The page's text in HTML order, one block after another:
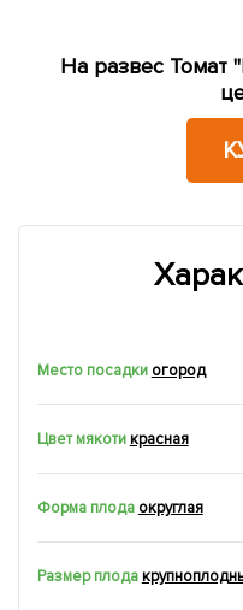
На развес Томат
Место посадки огород
Цвет мякотикрасная
Форма плода округлая
Размер плода